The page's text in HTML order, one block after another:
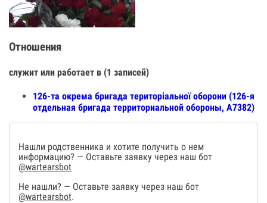
Отношения
служит или работает в (1 записей)
126-та окрема бригада територіальної оборони (126-я
отдельная бригада территориальной обороны, А7382)
Нашли родственника и хотите получить о нем
информацию? — Оставьте заявку через наш бот
@wartearsbot
Не нашли? — Оставьте заявку через наш бот
@wartearsbot.